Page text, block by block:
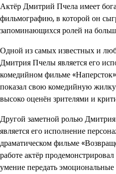
Актёр Дмитрий Пчела имеет
фильмографию, в которой он
запоминающихся ролей на
Одной из самых известных и
Дмитрия Пчелы является его
комедийном фильме
показал свою комедийную
высоко оценён зрителями и
Другой заметной ролью
является его исполнение
драматическом фильме
работе актёр
умение передать